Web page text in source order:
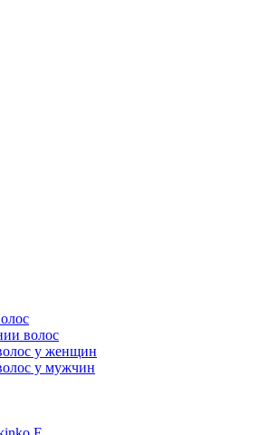
волос
у женщин
у мужчин